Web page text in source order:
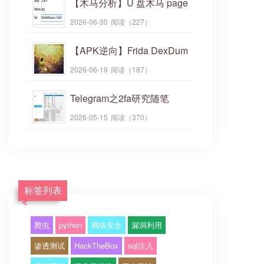
file.db
2026-06-30 阅读（227）
【APK逆向】Frida DexDum
p脱壳 从0 起步简明流程
2026-06-19 阅读（187）
Telegram之2fa研究随笔
2026-05-15 阅读（370）
标签列表
爬虫 python 网络安全
漏洞利用
渗透测试
HackTheBox
sql注入